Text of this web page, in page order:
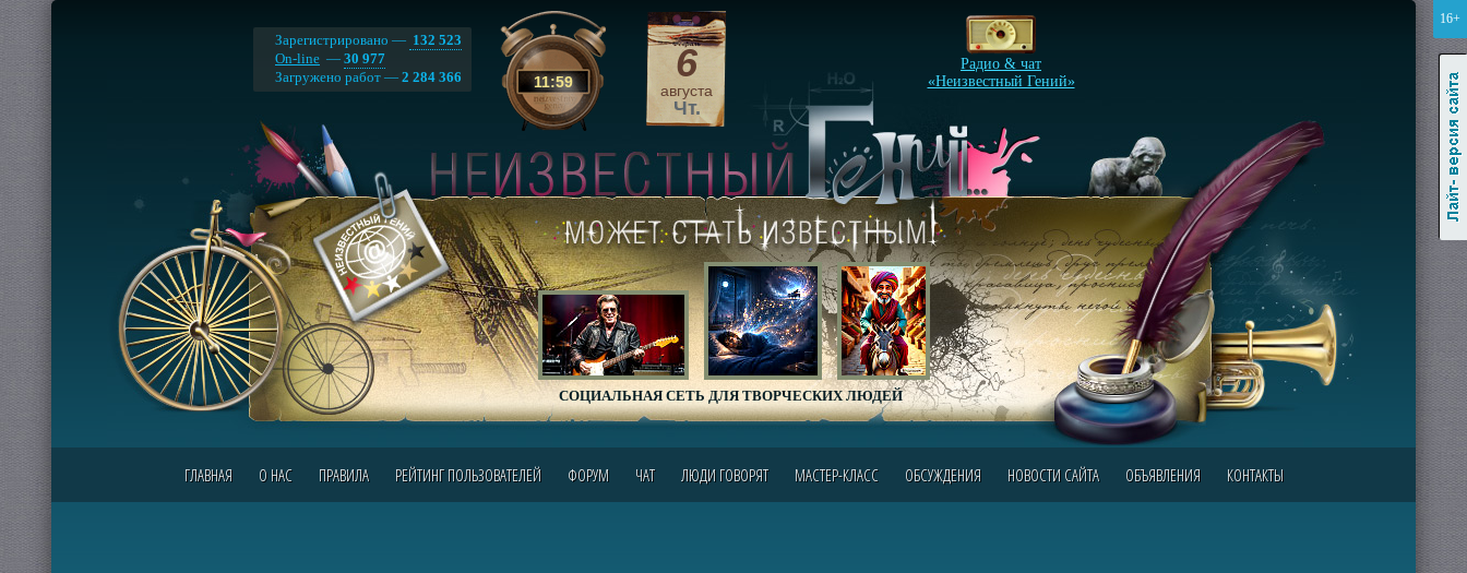
16+
11:59
Зарегистрировано — 132 523
On-line — 30 977
Загружено работ — 2 284 366 6
августа
Чт.
СОЦИАЛЬНАЯ СЕТЬ ДЛЯ ТВОРЧЕСКИХ ЛЮДЕЙ
Радио & чат
«Неизвестный Гений»
ГЛАВНАЯ О НАС ПРАВИЛА РЕЙТИНГ ПОЛЬЗОВАТЕЛЕЙ ФОРУМ ЧАТ ЛЮДИ ГОВОРЯТ МАСТЕР-КЛАСС ОБСУЖДЕНИЯ НОВОСТИ САЙТА ОБЪЯВЛЕНИЯ КОНТАКТЫ